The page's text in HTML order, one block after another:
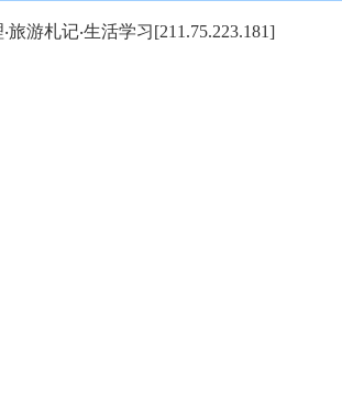
旅游札记‧生活学习[211.75.223.181]